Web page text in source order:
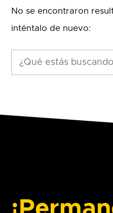
No se encontraron
inténtalo de nuevo: